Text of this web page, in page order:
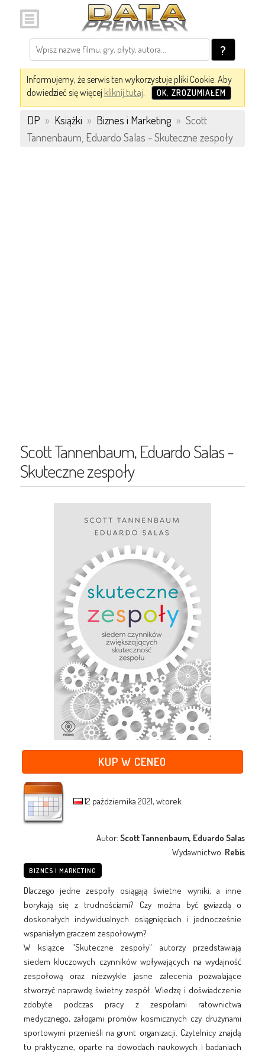
?
Informujemy, że serwis ten wykorzystuje pliki Cookie. Aby
dowiedzieć się więcej kliknij tutaj. OK, ZROZUMIAŁEM
DP » Książki » Biznes i Marketing » Scott
Tannenbaum, Eduardo Salas - Skuteczne zespoły
Scott Tannenbaum, Eduardo Salas -
Skuteczne zespoły
KUP W CENEO
12 października 2021, wtorek
Autor:Scott Tannenbaum, Eduardo Salas
Wydawnictwo: Rebis
BIZNES I MARKETING
Dlaczego jedne zespoły osiągają świetne wyniki, a inne
borykają się z trudnościami? Czy można być gwiazdą o
doskonałych indywidualnych osiągnięciach i jednocześnie
wspaniałym graczem zespołowym?
W książce "Skuteczne zespoły" autorzy przedstawiają
siedem kluczowych czynników wpływających na wydajność
zespołową oraz niezwykle jasne zalecenia pozwalające
stworzyć naprawdę świetny zespół. Wiedzę i doświadczenie
zdobyte podczas pracy z zespołami ratownictwa
medycznego, załogami promów kosmicznych czy drużynami
sportowymi przenieśli na grunt organizacji. Czytelnicy znajdą
tu praktyczne, oparte na dowodach naukowych i badaniach